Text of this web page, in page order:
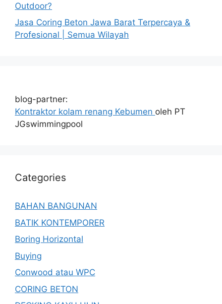
Outdoor?
Jasa Coring Beton Jawa Barat Terpercaya &
Profesional | Semua Wilayah
blog-partner:
Kontraktor kolam renang Kebumen oleh PT
JGswimmingpool
Categories
BAHAN BANGUNAN
BATIK KONTEMPORER
Boring Horizontal
Buying
Conwood atau WPC
CORING BETON